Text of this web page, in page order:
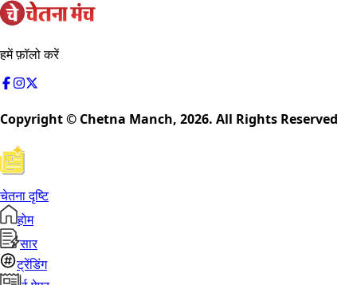
हमें फ़ॉलो करें
Copyright © Chetna Manch, 2026. All Rights Reserved
चेतना दृष्टि
होम
सार
ट्रेंडिंग